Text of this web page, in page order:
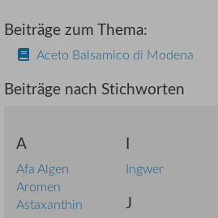
Beiträge zum Thema:
Aceto Balsamico di Modena
Beiträge nach Stichworten
A
Afa Algen
Aromen
Astaxanthin
I
Ingwer
J